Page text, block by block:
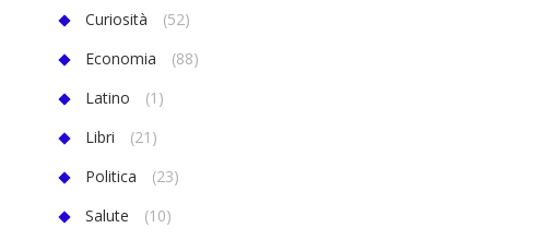
Curiosità
(52)
Economia
(88)
Latino
(1)
Libri
(21)
Politica
(23)
Salute
(10)